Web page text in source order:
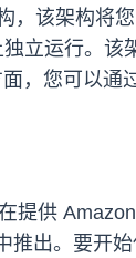
，该架构将
立运行。
，您可以
提供
推出。要开